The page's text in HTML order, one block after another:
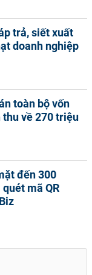
trả, siết xuất
doanh nghiệp
toàn bộ vốn
về 270 triệu
đến 300
mã QR